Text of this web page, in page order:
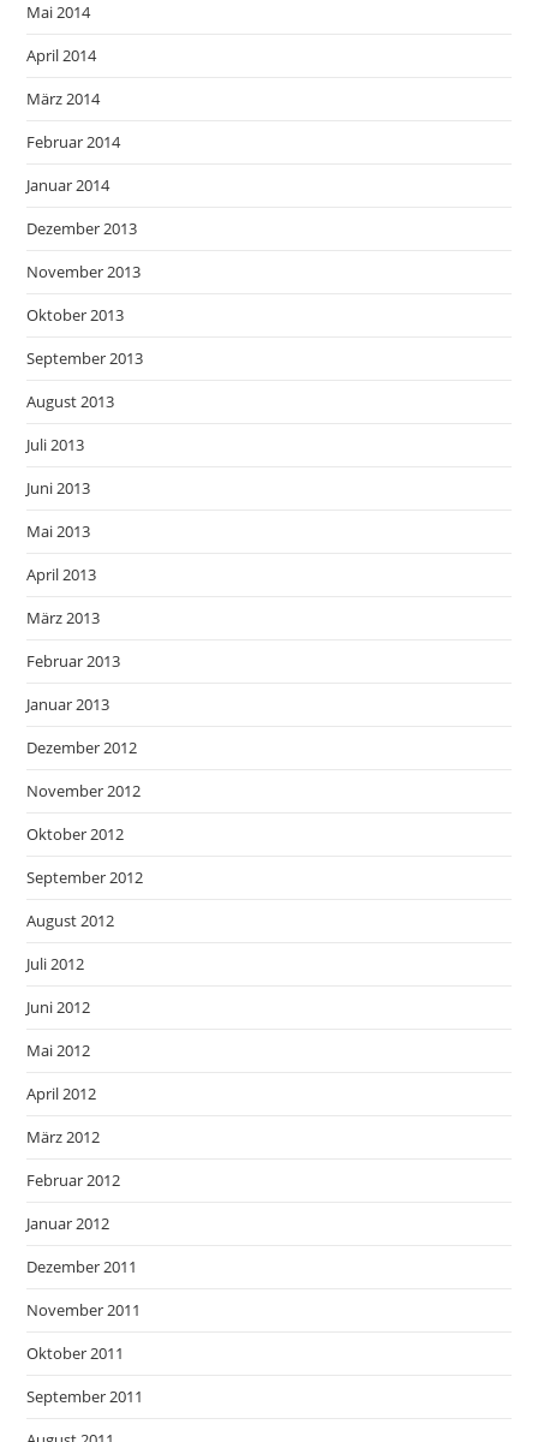
Mai 2014
April 2014
März 2014
Februar 2014
Januar 2014
Dezember 2013
November 2013
Oktober 2013
September 2013
August 2013
Juli 2013
Juni 2013
Mai 2013
April 2013
März 2013
Februar 2013
Januar 2013
Dezember 2012
November 2012
Oktober 2012
September 2012
August 2012
Juli 2012
Juni 2012
Mai 2012
April 2012
März 2012
Februar 2012
Januar 2012
Dezember 2011
November 2011
Oktober 2011
September 2011